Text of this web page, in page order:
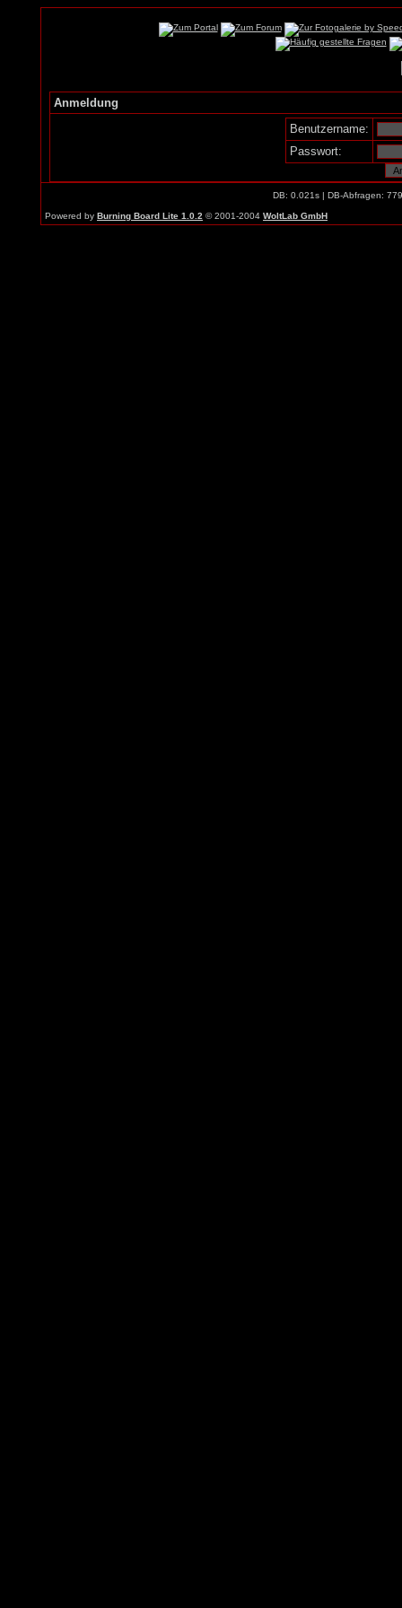
Anmeldung
Benutzername:
Passwort:
DB: 0.021s | DB-Abfragen:
Powered by Burning Board Lite 1.0.2 © 2001-2004 WoltLab GmbH